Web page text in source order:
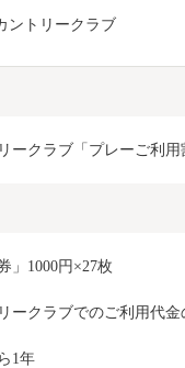
ントリークラブ
ークラブ「プレーご利用
」1000円×27枚
ークラブでのご利用代金
1年